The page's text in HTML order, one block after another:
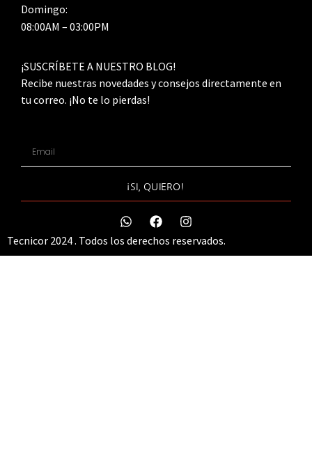
Domingo:
08:00AM – 03:00PM
¡SUSCRÍBETE A NUESTRO BLOG!
Recibe nuestras novedades y consejos directamente en
tu correo. ¡No te lo pierdas!
¡SI, QUIERO!
Tecnicor 2024 . Todos los derechos reservados.